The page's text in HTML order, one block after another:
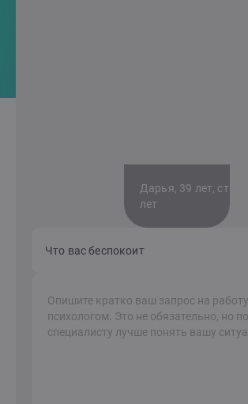
Дарья, 39 лет, стаж 7
лет
Что вас беспокоит